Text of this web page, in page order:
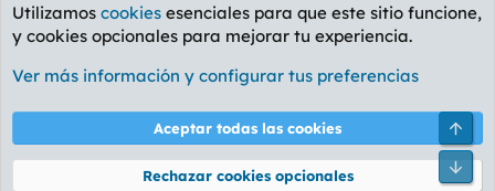
Foro General
Cookies
PL OLDSTYLE AMARILLO
Términos y reglas Política de privacidad Ayuda
Utilizamos cookies esenciales para que este sitio funcione,
y cookies opcionales para mejorar tu experiencia.
Ver más información y configurar tus preferencias
Aceptar todas las cookies
Rechazar cookies opcionales
Pie